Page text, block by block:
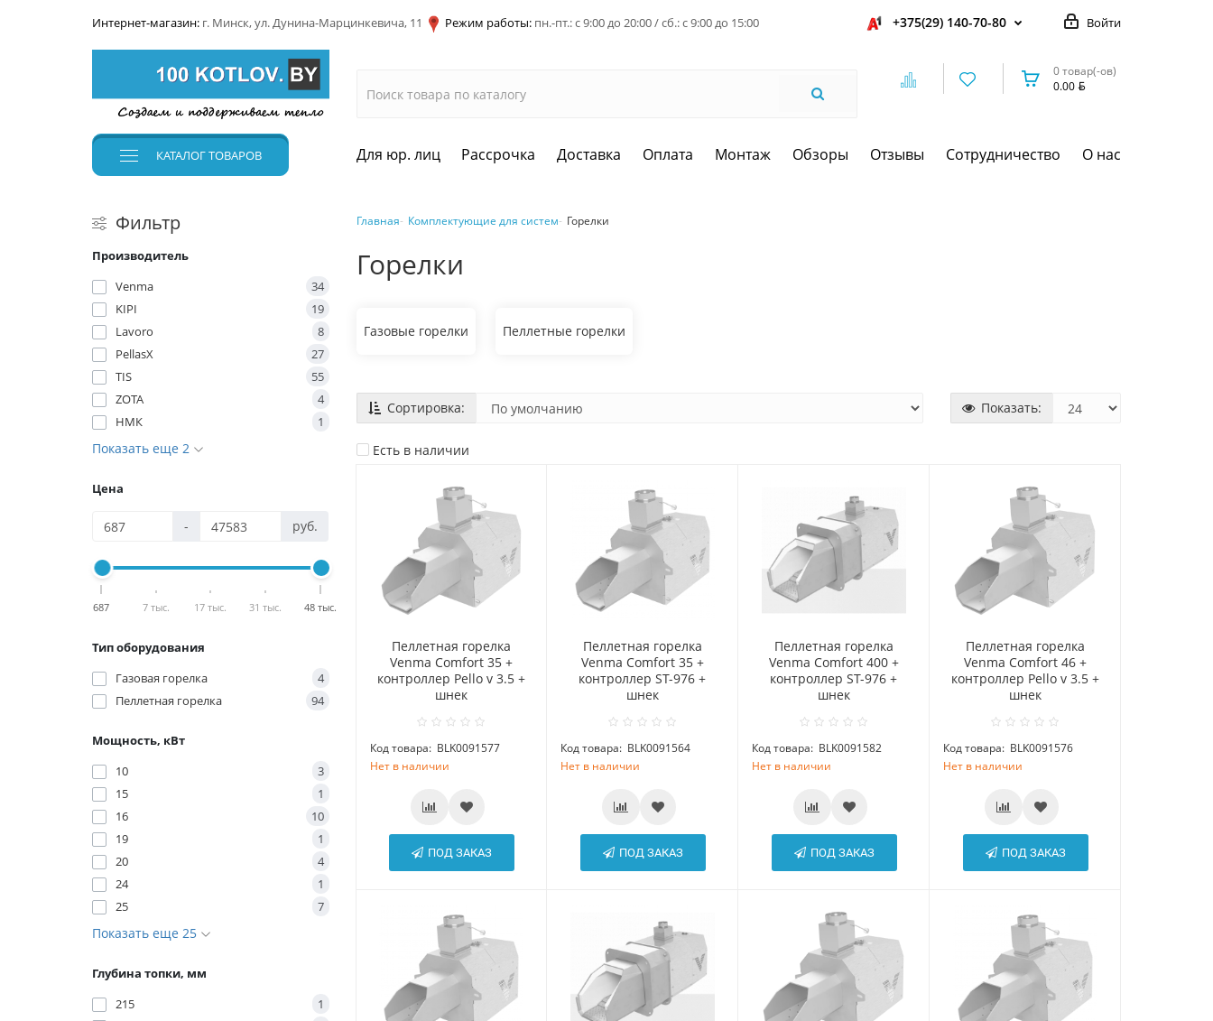
Интернет-магазин: г. Минск, ул. Дунина-Марцинкевича, 11 Режим работы: пн.-пт.: с 9:00 до 20:00 / сб.: с 9:00 до 15:00 Войти
+375(29) 140-70-80
0 товар(-ов)
0.00
КАТАЛОГТОВАРОВ Для юр. лиц Рассрочка Доставка Оплата Монтаж Обзоры Отзывы Сотрудничество О нас
Фильтр
Производитель
Venma
34
KIPI
19
Lavoro
8
PellasX
27
TIS
55
ZOTA
4
НМК
1
Показать еще 2
Цена
- руб.
687 7 тыс. 17 тыс. 31 тыс. 48 тыс.
Тип оборудования
Газовая горелка
4
Пеллетная горелка
94
Мощность, кВт
10
3
15
1
16
10
19
1
20
4
24
1
25
7
Показать еще 25
Глубина топки, мм
215
1
Главная Комплектующие для систем Горелки
Горелки
Газовые горелки Пеллетные горелки
Сортировка: Показать:
Есть в наличии
Пеллетная горелка
Venma Comfort 35 +
контроллер Pello v 3.5 +
шнек
Код товара: BLK0091577
Нет в наличии
ПОД ЗАКАЗ
Пеллетная горелка
Venma Comfort 35 +
контроллер ST-976 +
шнек
Код товара: BLK0091564
Нет в наличии
ПОД ЗАКАЗ
Пеллетная горелка
Venma Comfort 400 +
контроллер ST-976 +
шнек
Код товара: BLK0091582
Нет в наличии
ПОД ЗАКАЗ
Пеллетная горелка
Venma Comfort 46 +
контроллер Pello v 3.5 +
шнек
Код товара: BLK0091576
Нет в наличии
ПОД ЗАКАЗ